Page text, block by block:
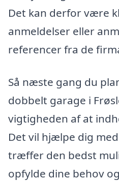
Det kan derfor være
anmeldelser eller
referencer fra de
Så næste gang du
dobbelt garage i
vigtigheden af at
Det vil hjælpe dig
træffer den bedst
opfylde dine behov